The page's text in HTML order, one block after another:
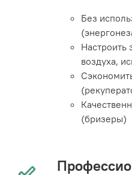
Без
Настроить
воздуха,
(бризеры)